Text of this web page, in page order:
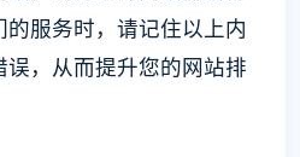
服务时，请记住以上内
，从而提升您的网站排